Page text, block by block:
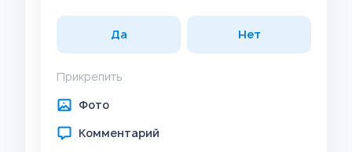
Да Нет
Прикрепить
Фото
Комментарий